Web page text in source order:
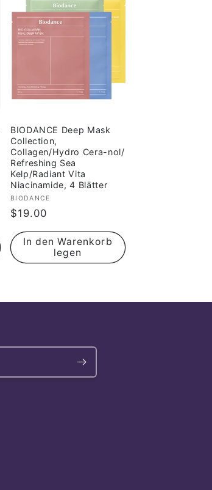
BIODANCE Deep Mask
Collection,
Collagen/Hydro Cera-nol/
Refreshing Sea
Kelp/Radiant Vita
Niacinamide, 4 Blätter
Anbieter:
BIODANCE
Normaler
$19.00
In den Warenkorb
legen